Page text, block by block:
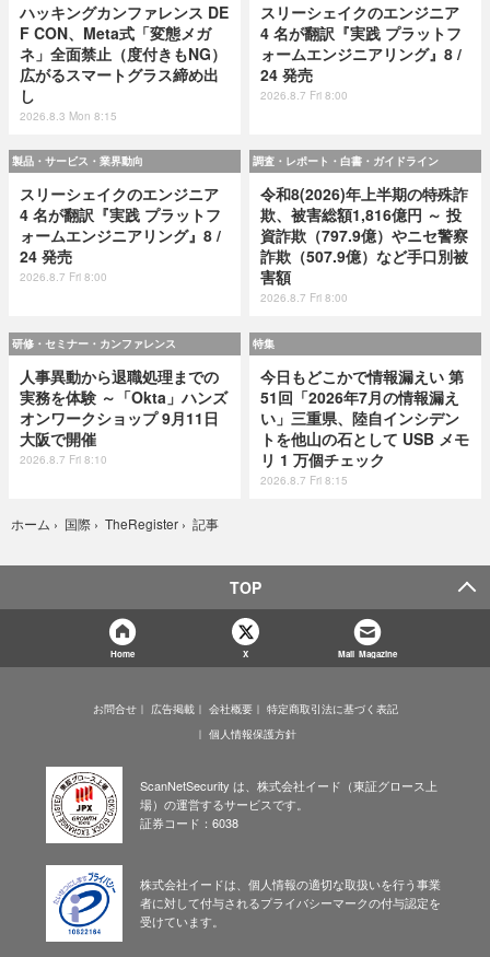
ハッキングカンファレンス DE
F CON、Meta式「変態メガ
ネ」全面禁止（度付きもNG）
広がるスマートグラス締め出
し
2026.8.3 Mon 8:15
スリーシェイクのエンジニア
4 名が翻訳『実践 プラットフ
ォームエンジニアリング』8 /
24 発売
2026.8.7 Fri 8:00
製品・サービス・業界動向
スリーシェイクのエンジニア
4 名が翻訳『実践 プラットフ
ォームエンジニアリング』8 /
24 発売
2026.8.7 Fri 8:00
調査・レポート・白書・ガイドライン
令和8(2026)年上半期の特殊詐
欺、被害総額1,816億円 ～ 投
資詐欺（797.9億）やニセ警察
詐欺（507.9億）など手口別被
害額
2026.8.7 Fri 8:00
研修・セミナー・カンファレンス
人事異動から退職処理までの
実務を体験 ～「Okta」ハンズ
オンワークショップ 9月11日
大阪で開催
2026.8.7 Fri 8:10
特集
今日もどこかで情報漏えい 第
51回「2026年7月の情報漏え
い」三重県、陸自インシデン
トを他山の石として USB メモ
リ 1 万個チェック
2026.8.7 Fri 8:15
ホーム › 国際 › TheRegister › 記事
TOP
Home X Mail Magazine
お問合せ 広告掲載 会社概要
特定商取引法に基づく表記
個人情報保護方針
ScanNetSecurity は、株式会社イード（東証グロース上
場）の運営するサービスです。
証券コード：6038
株式会社イードは、個人情報の適切な取扱いを行う事業
者に対して付与されるプライバシーマークの付与認定を
受けています。